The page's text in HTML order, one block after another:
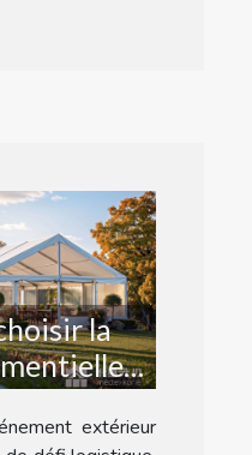
la
chaque
extérieur